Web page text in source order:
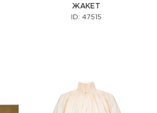
ЖАКЕТ
ID: 47515